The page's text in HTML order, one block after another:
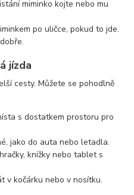
miminko kojte nebo mu
po uličce, pokud to jde.
jízda
cesty. Můžete se pohodlně
s dostatkem prostoru pro
jako do auta nebo letadla.
knížky nebo tablet s
v kočárku nebo v nosítku.